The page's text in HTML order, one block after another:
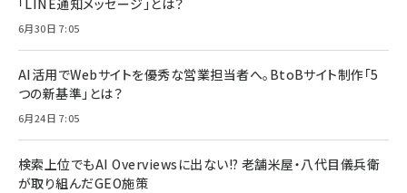
6月30日 7:05
AI活用でWebサイトを優秀な営業担当者へ。BtoBサイト制作「5
つの新基準」とは？
6月24日 7:05
検索上位でもAI Overviewsに出ない!? 老舗米屋・八代目儀兵衛
が取り組んだGEO施策